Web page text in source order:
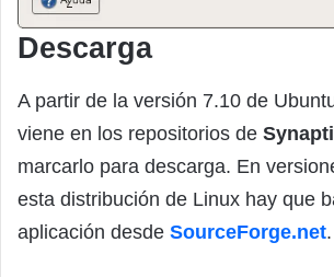
Descarga
A partir de la versión 7.10 de
viene en los repositorios de
marcarlo para descarga. En
esta distribución de Linux hay que
aplicación desde SourceForge.net.